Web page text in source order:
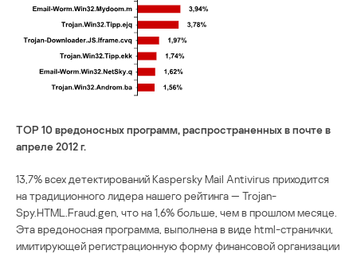
ТОP 10 вредоносных программ, распространенных в почте в
апреле 2012 г.
13,7% всех детектирований Kaspersky Mail Antivirus приходится
на традиционного лидера нашего рейтинга — Trojan-
Spy.HTML.Fraud.gen, что на 1,6% больше, чем в прошлом месяце.
Эта вредоносная программа, выполнена в виде html-странички,
имитирующей регистрационную форму финансовой организации